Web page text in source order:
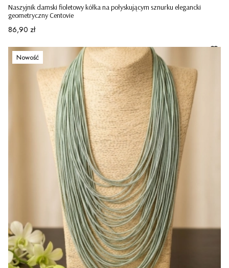
Naszyjnik damski fioletowy kółka na połyskującym sznurku elegancki
geometryczny Centovie
Cena
86,90 zł
Nowość